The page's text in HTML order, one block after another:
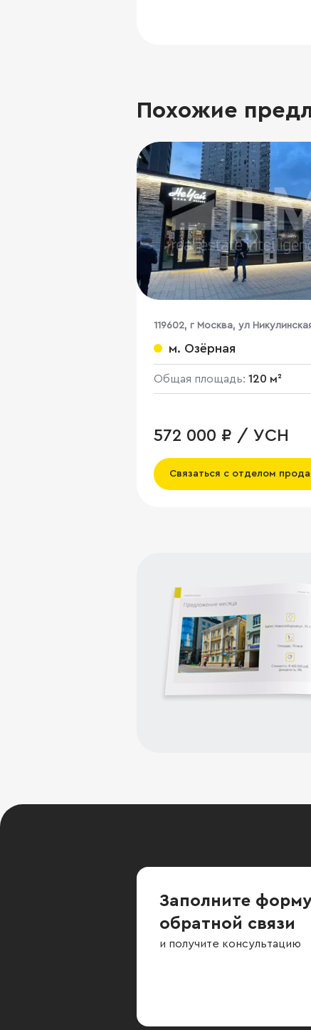
Похожие
119602, г Москва, ул
к 3
м. Озёрная
Общая площадь: 120 м²
572 000 ₽ / УСН
Связаться с отделом
Заполните форму
обратной связи
и получите консультацию